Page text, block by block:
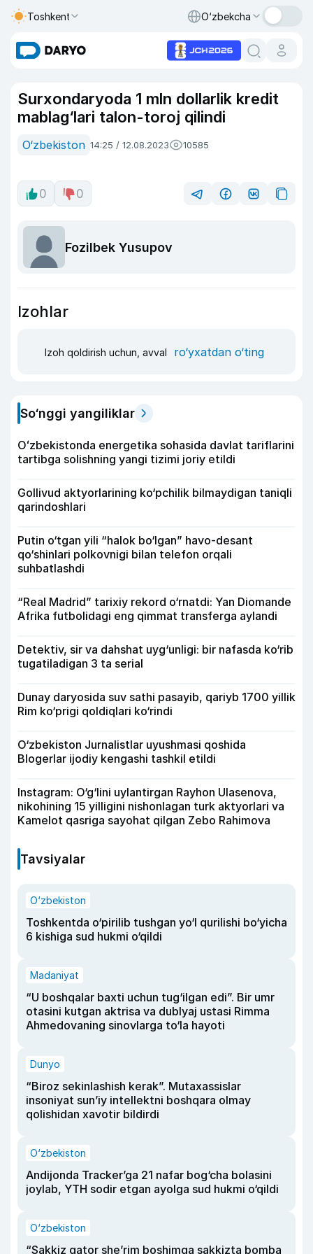
Toshkent O‘zbekcha
Surxondaryoda 1 mln dollarlik kredit
mablag‘lari talon-toroj qilindi
O‘zbekiston 14:25 / 12.08.2023 10585
0 0
Fozilbek Yusupov
Izohlar
Izoh qoldirish uchun, avval ro‘yxatdan o‘ting
So‘nggi yangiliklar
Oʻzbekistonda energetika sohasida davlat tariflarini
tartibga solishning yangi tizimi joriy etildi
Gollivud aktyorlarining ko‘pchilik bilmaydigan taniqli
qarindoshlari
Putin o‘tgan yili “halok bo‘lgan” havo-desant
qo‘shinlari polkovnigi bilan telefon orqali
suhbatlashdi
“Real Madrid” tarixiy rekord o‘rnatdi: Yan Diomande
Afrika futbolidagi eng qimmat transferga aylandi
Detektiv, sir va dahshat uyg‘unligi: bir nafasda ko‘rib
tugatiladigan 3 ta serial
Dunay daryosida suv sathi pasayib, qariyb 1700 yillik
Rim ko‘prigi qoldiqlari ko‘rindi
O‘zbekiston Jurnalistlar uyushmasi qoshida
Blogerlar ijodiy kengashi tashkil etildi
Instagram: O‘g‘lini uylantirgan Rayhon Ulasenova,
nikohining 15 yilligini nishonlagan turk aktyorlari va
Kamelot qasriga sayohat qilgan Zebo Rahimova
Tavsiyalar
O‘zbekiston
Toshkentda o‘pirilib tushgan yo‘l qurilishi bo‘yicha
6 kishiga sud hukmi o‘qildi
Madaniyat
“U boshqalar baxti uchun tug‘ilgan edi”. Bir umr
otasini kutgan aktrisa va dublyaj ustasi Rimma
Ahmedovaning sinovlarga to‘la hayoti
Dunyo
“Biroz sekinlashish kerak”. Mutaxassislar
insoniyat sun’iy intellektni boshqara olmay
qolishidan xavotir bildirdi
O‘zbekiston
Andijonda Tracker’ga 21 nafar bog‘cha bolasini
joylab, YTH sodir etgan ayolga sud hukmi o‘qildi
O‘zbekiston
“Sakkiz qator she’rim boshimga sakkizta bomba